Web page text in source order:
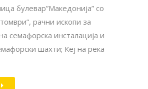
булевар”Македонија” со
рачни ископи за
семафорска инсталација и
шахти; Кеј на река